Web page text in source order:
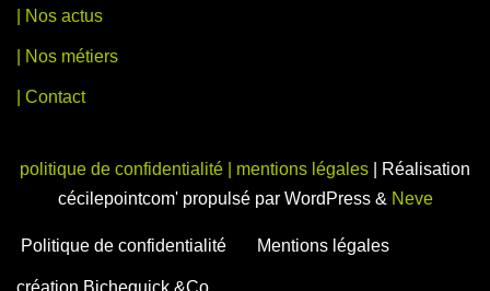
| Nos actus
| Nos métiers
| Contact
politique de confidentialité | mentions légales | Réalisation
cécilepointcom' propulsé par WordPress & Neve
Politique de confidentialité Mentions légales
création Bichequick &Co.